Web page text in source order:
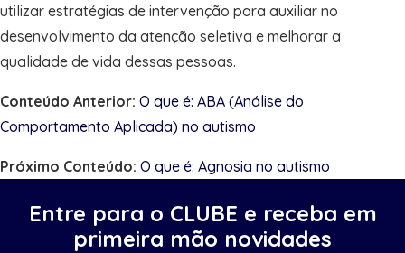
utilizar estratégias de intervenção para auxiliar no
desenvolvimento da atenção seletiva e melhorar a
qualidade de vida dessas pessoas.
Conteúdo Anterior: O que é: ABA (Análise do
Comportamento Aplicada) no autismo
Próximo Conteúdo: O que é: Agnosia no autismo
Entre para o CLUBE e receba em
primeira mão novidades